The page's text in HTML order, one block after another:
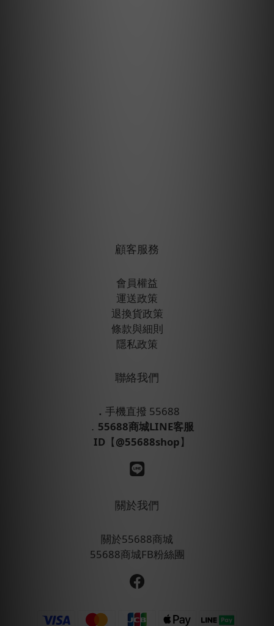
顧客服務
會員權益
運送政策
退換貨政策
條款與細則
隱私政策
聯絡我們
． 手機直撥 55688
． 55688商城LINE客服
ID 【@55688shop】
關於我們
關於55688商城
55688商城FB粉絲團